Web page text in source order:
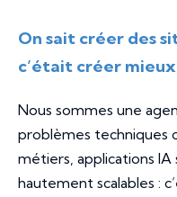
On sait créer des
c’était créer mieux
Nous sommes une
problèmes techniques
métiers, applications
hautement scalables :